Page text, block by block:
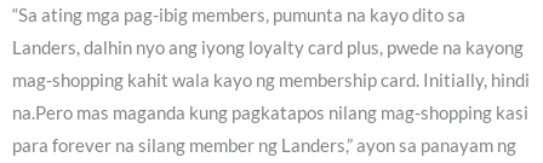
“Sa ating mga pag-ibig members, pumunta na kayo dito sa
Landers, dalhin nyo ang iyong loyalty card plus, pwede na kayong
mag-shopping kahit wala kayo ng membership card. Initially, hindi
na.Pero mas maganda kung pagkatapos nilang mag-shopping kasi
para forever na silang member ng Landers,” ayon sa panayam ng